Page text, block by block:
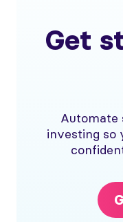
Get
Automate
investing so